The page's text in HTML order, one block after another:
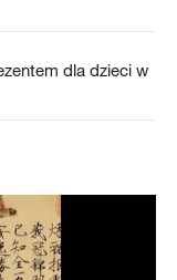
dla dzieci w